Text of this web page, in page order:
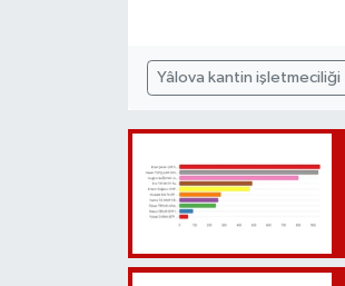
Yâlova kantin işletmeciliği